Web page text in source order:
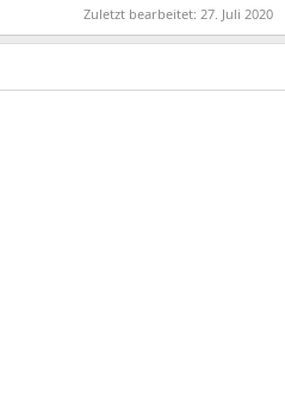
Zuletzt bearbeitet: 27. Juli 2020